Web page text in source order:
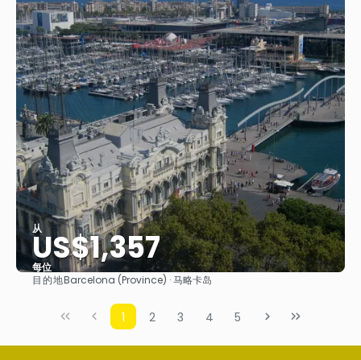
从
US$1,357
每位
看到
目的地Barcelona (Province) · 马略卡岛
1 2 3 4 5